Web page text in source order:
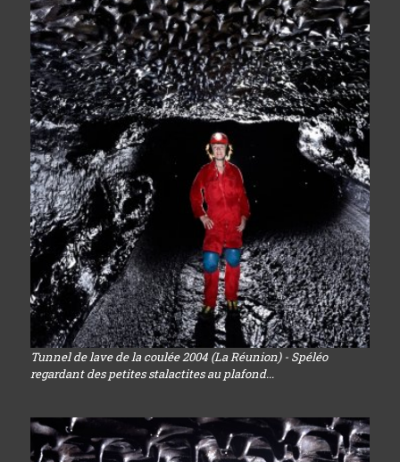
Tunnel de lave de la coulée 2004 (La Réunion) - Spéléo
regardant des petites stalactites au plafond...